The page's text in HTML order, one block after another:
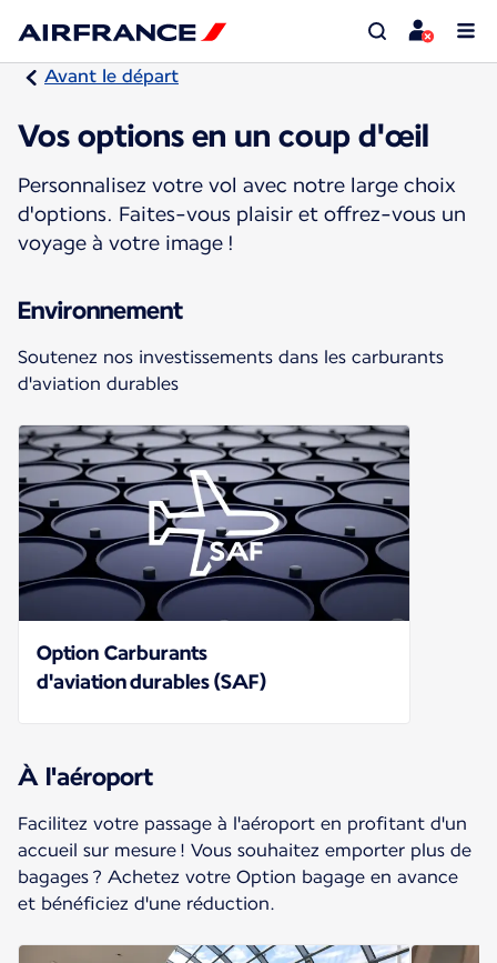
Avant le départ
Vos options en un coup d'œil
Personnalisez votre vol avec notre large choix
d'options. Faites-vous plaisir et offrez-vous un
voyage à votre image !
Environnement
Soutenez nos investissements dans les carburants
d'aviation durables
Option Carburants
d'aviation durables (SAF)
À l'aéroport
Facilitez votre passage à l'aéroport en profitant d'un
accueil sur mesure ! Vous souhaitez emporter plus de
bagages ? Achetez votre Option bagage en avance
et bénéficiez d'une réduction.